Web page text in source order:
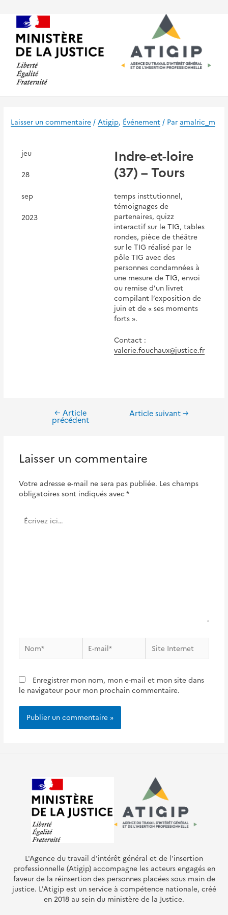
contenu
Laisser un commentaire /Atigip, Événement / Paramalric_m
jeu
28
sep
2023
Indre-et-loire
(37) – Tours
temps insttutionnel,
témoignages de
partenaires, quizz
interactif sur le TIG, tables
rondes, pièce de théâtre
sur le TIG réalisé par le
pôle TIG avec des
personnes condamnées à
une mesure de TIG, envoi
ou remise d’un livret
compilant l’exposition de
juin et de « ses moments
forts ».
Contact :
valerie.fouchaux@justice.fr
Navigation
← Article
précédent
Article suivant→
Laisser un commentaire
Votre adresse e-mail ne sera pas publiée. Les champs
obligatoires sont indiqués avec *
ici…
mail*
Internet
Enregistrer mon nom, mon e-mail et mon site dans
le navigateur pour mon prochain commentaire.
L'Agence du travail d'intérêt général et de l'insertion
professionnelle (Atigip) accompagne les acteurs engagés en
faveur de la réinsertion des personnes placées sous main de
justice. L'Atigip est un service à compétence nationale, créé
en 2018 au sein du ministère de la Justice.